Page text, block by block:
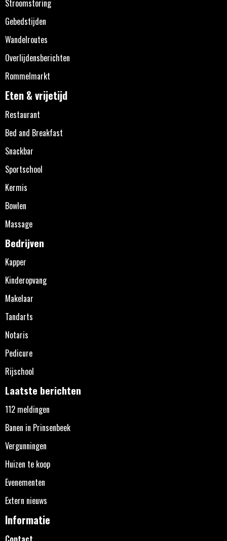
Stroomstoring
Gebedstijden
Wandelroutes
Overlijdensberichten
Rommelmarkt
Eten & vrijetijd
Restaurant
Bed and Breakfast
Snackbar
Sportschool
Kermis
Bowlen
Massage
Bedrijven
Kapper
Kinderopvang
Makelaar
Tandarts
Notaris
Pedicure
Rijschool
Laatste berichten
112 meldingen
Banen in Prinsenbeek
Vergunningen
Huizen te koop
Evenementen
Extern nieuws
Informatie